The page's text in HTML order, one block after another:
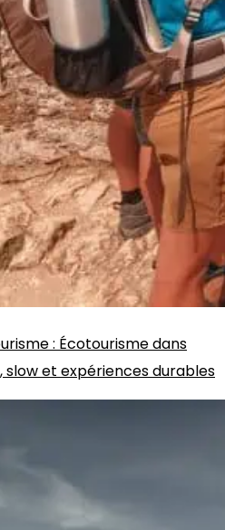
: Écotourisme dans
slow et expériences durables